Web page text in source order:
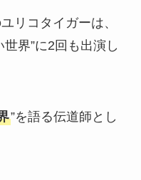
リコタイガーは、
界”に2回も出演し
”を語る伝道師とし